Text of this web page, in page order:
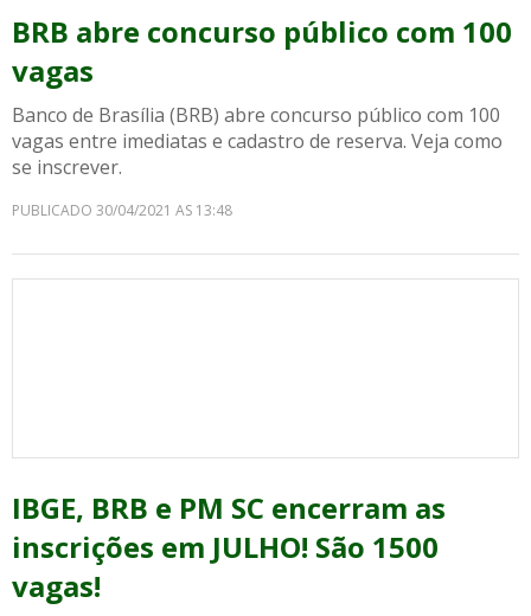
BRB abre concurso público com 100
vagas
Banco de Brasília (BRB) abre concurso público com 100
vagas entre imediatas e cadastro de reserva. Veja como
se inscrever.
PUBLICADO 30/04/2021 AS 13:48
IBGE, BRB e PM SC encerram as
inscrições em JULHO! São 1500
vagas!